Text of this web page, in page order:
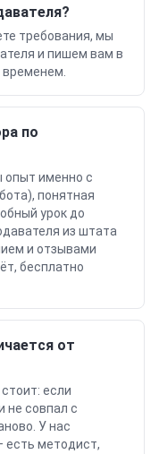
требования, мы
и пишем вам в
по
опыт именно с
понятная
урок до
из штата
и отзывами
бесплатно
от
если
не совпал с
У нас
есть методист,